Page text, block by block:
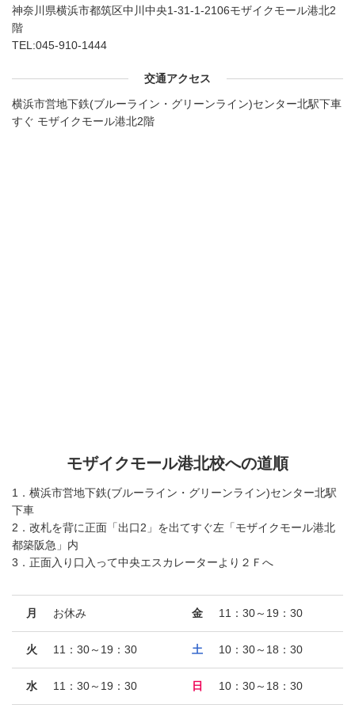
神奈川県横浜市都筑区中川中央1-31-1-2106モザイクモール港北2
階
TEL:045-910-1444
交通アクセス
横浜市営地下鉄(ブルーライン・グリーンライン)センター北駅下車
すぐ モザイクモール港北2階
モザイクモール港北校への道順
1．横浜市営地下鉄(ブルーライン・グリーンライン)センター北駅
下車
2．改札を背に正面「出口2」を出てすぐ左「モザイクモール港北
都築阪急」内
3．正面入り口入って中央エスカレーターより２Ｆへ
月 お休み
火 11：30～19：30
水 11：30～19：30
金 11：30～19：30
土 10：30～18：30
日 10：30～18：30